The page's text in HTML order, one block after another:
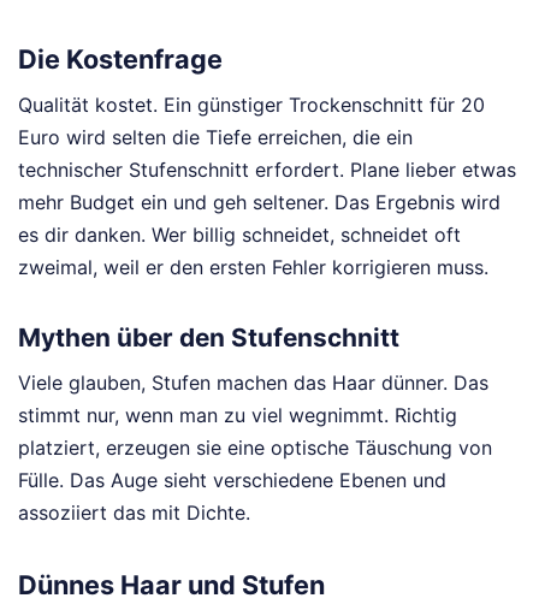
Die Kostenfrage
Qualität kostet. Ein günstiger Trockenschnitt für 20
Euro wird selten die Tiefe erreichen, die ein
technischer Stufenschnitt erfordert. Plane lieber etwas
mehr Budget ein und geh seltener. Das Ergebnis wird
es dir danken. Wer billig schneidet, schneidet oft
zweimal, weil er den ersten Fehler korrigieren muss.
Mythen über den Stufenschnitt
Viele glauben, Stufen machen das Haar dünner. Das
stimmt nur, wenn man zu viel wegnimmt. Richtig
platziert, erzeugen sie eine optische Täuschung von
Fülle. Das Auge sieht verschiedene Ebenen und
assoziiert das mit Dichte.
Dünnes Haar und Stufen